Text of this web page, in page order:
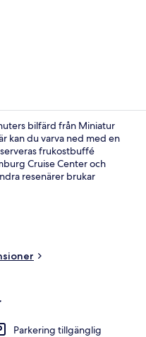
bilfärd från Miniatur
kan du varva ned med en
frukostbuffé
Cruise Center och
resenärer brukar
U-Bahnstation tar det inte
Parkering tillgänglig